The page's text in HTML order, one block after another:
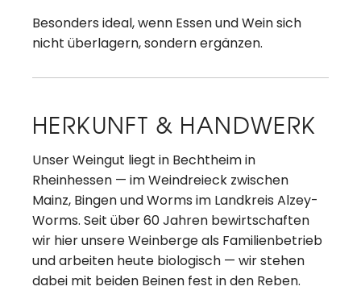
Besonders ideal, wenn Essen und Wein sich
nicht überlagern, sondern ergänzen.
HERKUNFT & HANDWERK
Unser Weingut liegt in Bechtheim in
Rheinhessen — im Weindreieck zwischen
Mainz, Bingen und Worms im Landkreis Alzey-
Worms. Seit über 60 Jahren bewirtschaften
wir hier unsere Weinberge als Familienbetrieb
und arbeiten heute biologisch — wir stehen
dabei mit beiden Beinen fest in den Reben.